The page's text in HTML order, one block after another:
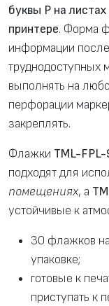
буквы P на
принтере. Форма
информации
труднодоступных
выполнять на
перфорации
закреплять.
Флажки TML-
подходят для
помещениях, а
устойчивые к
30 флажков на
упаковке;
готовые к
приступать к